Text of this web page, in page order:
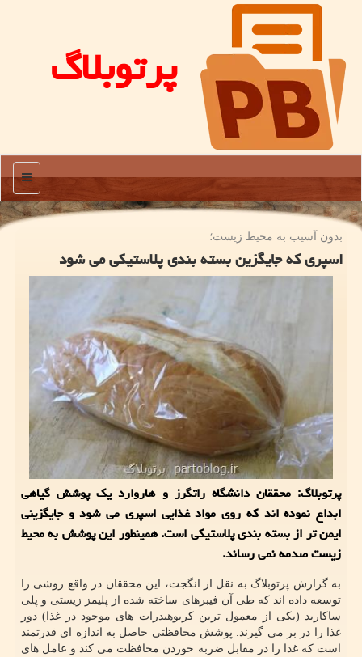
پرتوبلاگ
منو
بدون آسیب به محیط زیست؛
اسپری که جایگزین بسته بندی پلاستیکی می شود
پرتوبلاگ: محققان دانشگاه راتگرز و هاروارد یک پوشش گیاهی
ابداع نموده اند که روی مواد غذایی اسپری می شود و جایگزینی
ایمن تر از بسته بندی پلاستیکی است. همینطور این پوشش به محیط
زیست صدمه نمی رساند.
به گزارش پرتوبلاگ به نقل از انگجت، این محققان در واقع روشی را
توسعه داده اند که طی آن فیبرهای ساخته شده از پلیمز زیستی و پلی
ساکارید (یکی از معمول ترین کربوهیدرات های موجود در غذا) دور
غذا را در بر می گیرند. پوشش محافظتی حاصل به اندازه ای قدرتمند
است که غذا را در مقابل ضربه خوردن محافظت می کند و عامل های